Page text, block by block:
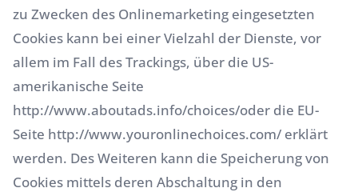
zu Zwecken des Onlinemarketing eingesetzten
Cookies kann bei einer Vielzahl der Dienste, vor
allem im Fall des Trackings, über die US-
amerikanische Seite
http://www.aboutads.info/choices/oder die EU-
Seite http://www.youronlinechoices.com/ erklärt
werden. Des Weiteren kann die Speicherung von
Cookies mittels deren Abschaltung in den